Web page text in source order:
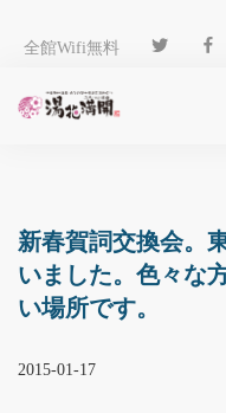
全館Wifi無料
客 室
温 泉
料 理
施 設
アクセス
新春賀詞交換会。
いました。色々な
い場所です。
2015-01-17